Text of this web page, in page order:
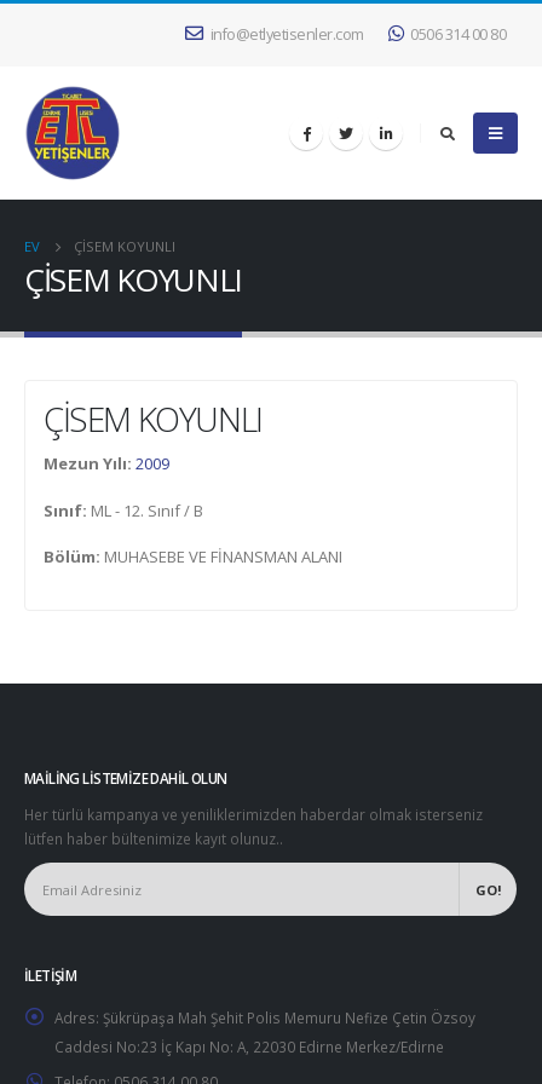
info@etlyetisenler.com 0506 314 00 80
EV ÇİSEM KOYUNLI
ÇİSEM KOYUNLI
ÇİSEM KOYUNLI
Mezun Yılı: 2009
Sınıf: ML - 12. Sınıf / B
Bölüm: MUHASEBE VE FİNANSMAN ALANI
MAILING LISTEMIZE DAHIL OLUN
Her türlü kampanya ve yeniliklerimizden haberdar olmak isterseniz
lütfen haber bültenimize kayıt olunuz..
İLETIŞIM
Adres: Şükrüpaşa Mah Şehit Polis Memuru Nefize Çetin Özsoy
Caddesi No:23 İç Kapı No: A, 22030 Edirne Merkez/Edirne